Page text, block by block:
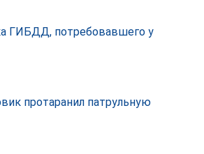
ГИБДД, потребовавшего у
протаранил патрульную